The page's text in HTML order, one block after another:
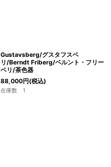
Gustavsberg/グスタフスベ
リ/Berndt Friberg/ベルント・フリー
ベリ/茶色器
88,000円(税込)
在庫数 1